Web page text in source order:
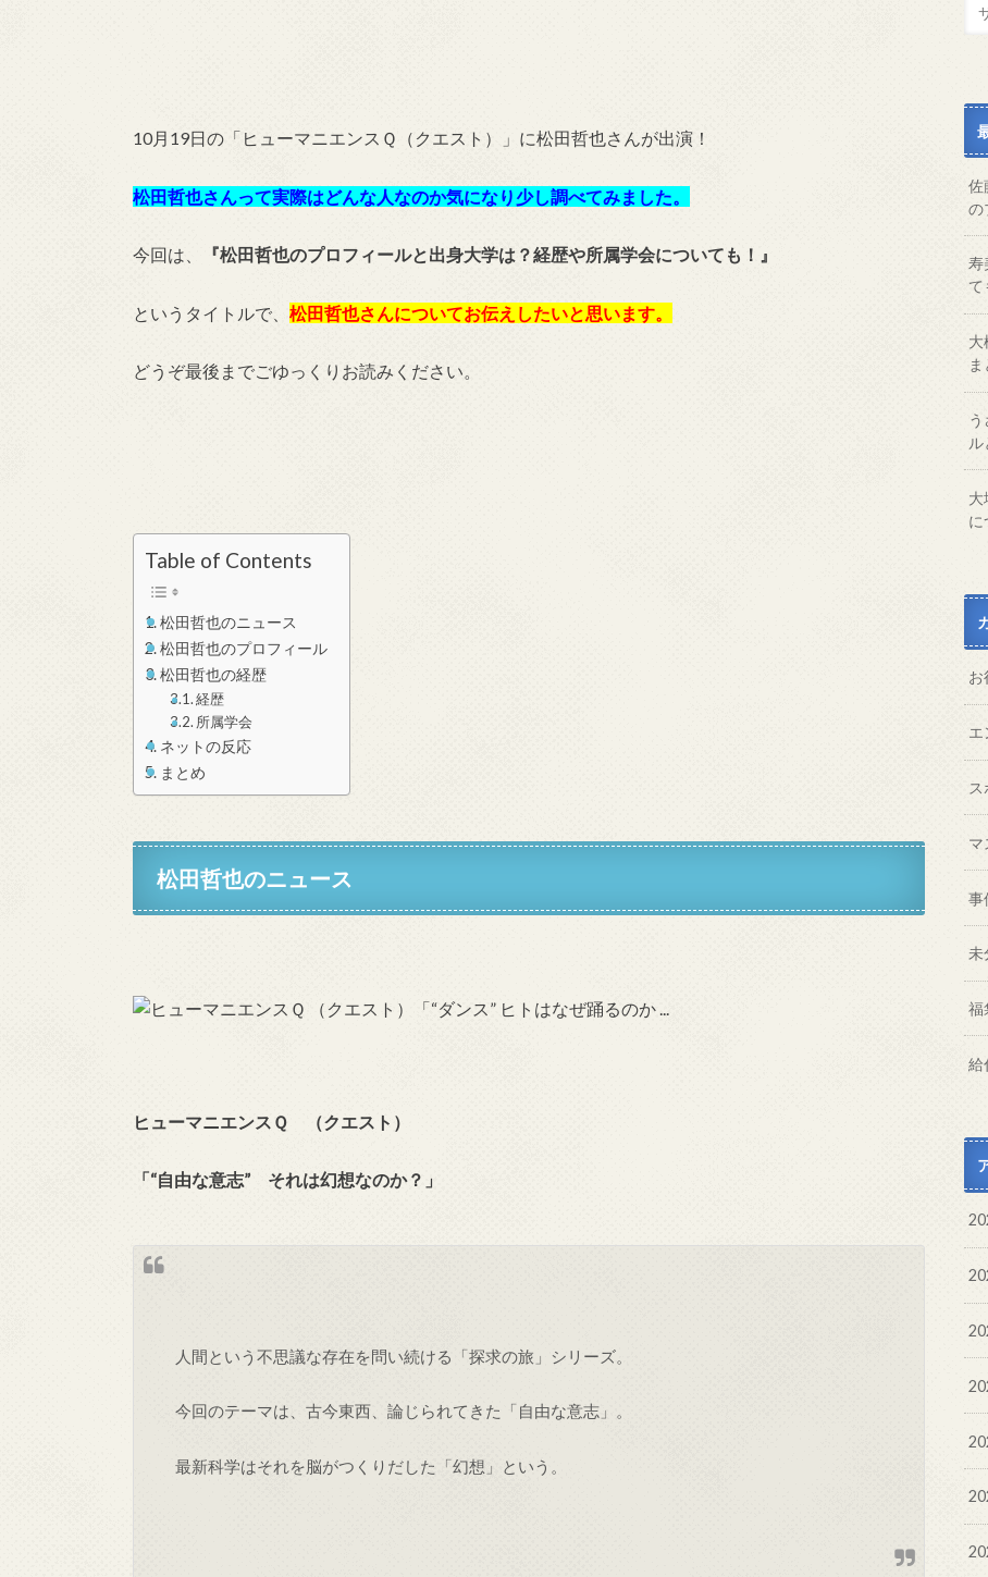
10月19日の「ヒューマニエンスＱ（クエスト）」に松田哲也さんが出演！
松田哲也さんって実際はどんな人なのか気になり少し調べてみました。
今回は、 『松田哲也のプロフィールと出身大学は？経歴や所属学会についても！』
というタイトルで、 松田哲也さんについてお伝えしたいと思います。
どうぞ最後までごゆっくりお読みください。
Table of Contents
松田哲也のニュース
松田哲也のプロフィール
松田哲也の経歴
経歴
所属学会
ネットの反応
まとめ
松田哲也のニュース
ヒューマニエンスＱ （クエスト）
「“自由な意志” それは幻想なのか？」
人間という不思議な存在を問い続ける「探求の旅」シリーズ。
今回のテーマは、古今東西、論じられてきた「自由な意志」。
最新科学はそれを脳がつくりだした「幻想」という。
佐
の
寿
て
大
大
に
お
エ
ス
マ
事
未
福
給